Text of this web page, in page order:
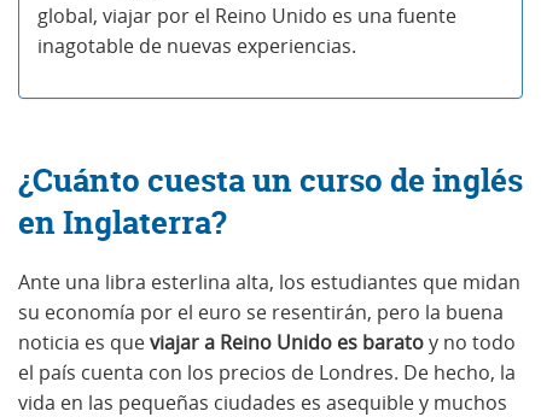
global, viajar por el Reino Unido es una fuente
inagotable de nuevas experiencias.
¿Cuánto cuesta un curso de inglés
en Inglaterra?
Ante una libra esterlina alta, los estudiantes que midan
su economía por el euro se resentirán, pero la buena
noticia es queviajar a Reino Unido es baratoy no todo
el país cuenta con los precios de Londres. De hecho, la
vida en las pequeñas ciudades es asequible y muchos